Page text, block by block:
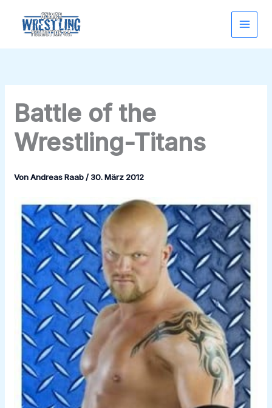
springen
Battle of the
Wrestling-Titans
VonAndreas Raab/ 30. März 2012